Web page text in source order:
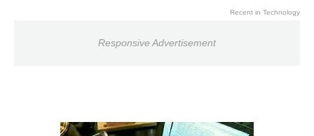
Recent in Technology
Responsive Advertisement